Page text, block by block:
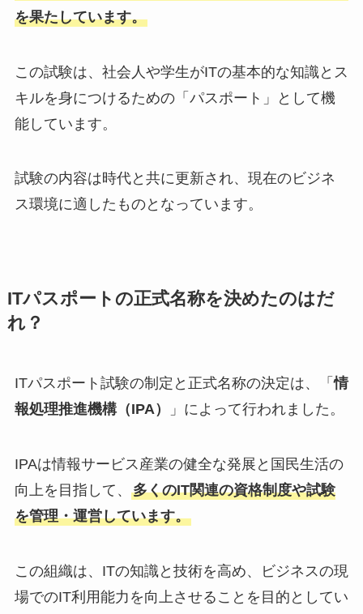
を果たしています。
この試験は、社会人や学生がITの基本的な知識とス
キルを身につけるための「パスポート」として機
能しています。
試験の内容は時代と共に更新され、現在のビジネ
ス環境に適したものとなっています。
ITパスポートの正式名称を決めたのはだ
れ？
ITパスポート試験の制定と正式名称の決定は、「情
報処理推進機構（IPA）
」によって行われました。
IPAは情報サービス産業の健全な発展と国民生活の
向上を目指して、 多くのIT関連の資格制度や試験
を管理・運営しています。
この組織は、ITの知識と技術を高め、ビジネスの現
場でのIT利用能力を向上させることを目的としてい